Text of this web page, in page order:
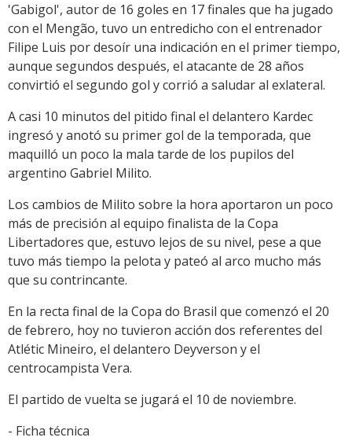
'Gabigol', autor de 16 goles en 17 finales que ha jugado
con el Mengão, tuvo un entredicho con el entrenador
Filipe Luis por desoír una indicación en el primer tiempo,
aunque segundos después, el atacante de 28 años
convirtió el segundo gol y corrió a saludar al exlateral.
A casi 10 minutos del pitido final el delantero Kardec
ingresó y anotó su primer gol de la temporada, que
maquilló un poco la mala tarde de los pupilos del
argentino Gabriel Milito.
Los cambios de Milito sobre la hora aportaron un poco
más de precisión al equipo finalista de la Copa
Libertadores que, estuvo lejos de su nivel, pese a que
tuvo más tiempo la pelota y pateó al arco mucho más
que su contrincante.
En la recta final de la Copa do Brasil que comenzó el 20
de febrero, hoy no tuvieron acción dos referentes del
Atlétic Mineiro, el delantero Deyverson y el
centrocampista Vera.
El partido de vuelta se jugará el 10 de noviembre.
- Ficha técnica